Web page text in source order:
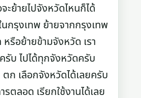
จะย้ายไปจังหวัดไหนก็ได้
นกรุงเทพ ย้ายจากกรุงเทพ
รือย้ายข้ามจังหวัด เรา
รับ ไปได้ทุกจังหวัดครับ
ตก เลือกจังหวัดได้เลยครับ
รตลอด เรียกใช้งานได้เลย